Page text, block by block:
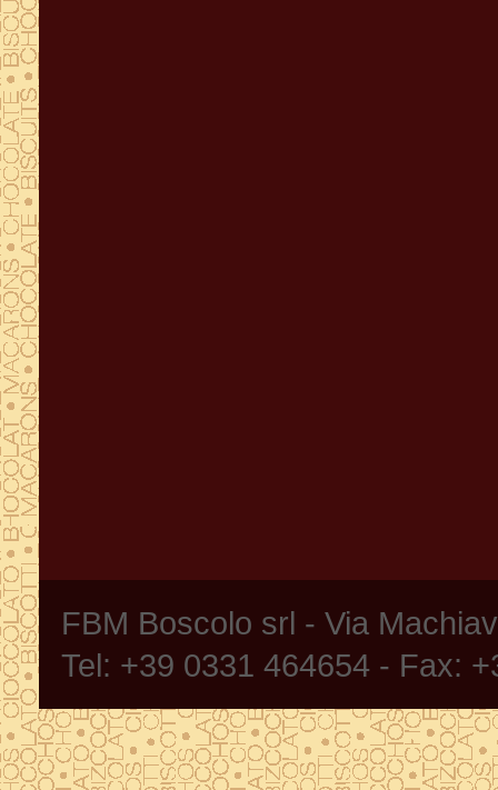
FBM Boscolo srl - Via
Tel: +39 0331 464654 - Fax: